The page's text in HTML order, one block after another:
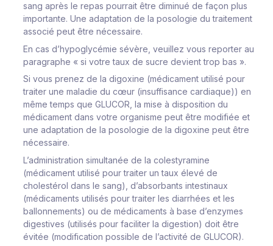
sang après le repas pourrait être diminué de façon plus
importante. Une adaptation de la posologie du traitement
associé peut être nécessaire.
En cas d’hypoglycémie sévère, veuillez vous reporter au
paragraphe « si votre taux de sucre devient trop bas ».
Si vous prenez de la digoxine (médicament utilisé pour
traiter une maladie du cœur (insuffisance cardiaque)) en
même temps que GLUCOR, la mise à disposition du
médicament dans votre organisme peut être modifiée et
une adaptation de la posologie de la digoxine peut être
nécessaire.
L’administration simultanée de la colestyramine
(médicament utilisé pour traiter un taux élevé de
cholestérol dans le sang), d’absorbants intestinaux
(médicaments utilisés pour traiter les diarrhées et les
ballonnements) ou de médicaments à base d’enzymes
digestives (utilisés pour faciliter la digestion) doit être
évitée (modification possible de l’activité de GLUCOR).